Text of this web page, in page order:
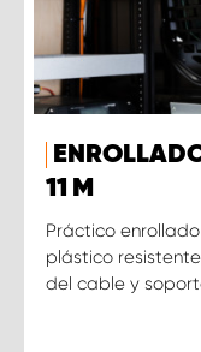
11 M
Práctico
plástico
del cable y